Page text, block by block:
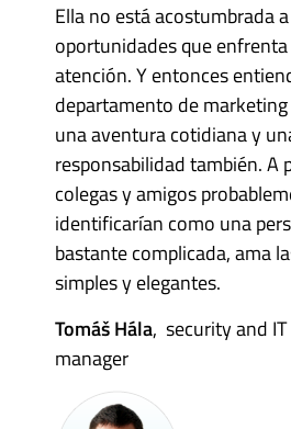
Ella no está acostumbrada
oportunidades que
atención. Y entonces
departamento de
una aventura cotidiana y
responsabilidad también. A
colegas y amigos
identificarían como una
bastante complicada, ama
simples y elegantes.
Tomáš Hála, security and
manager